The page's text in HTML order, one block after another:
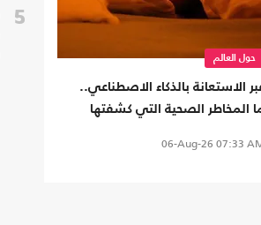
حول العالم
الاستعانة بالذكاء الاصطناعي..
المخاطر الصحية التي كشفتها
06-Aug-26 07:33
5